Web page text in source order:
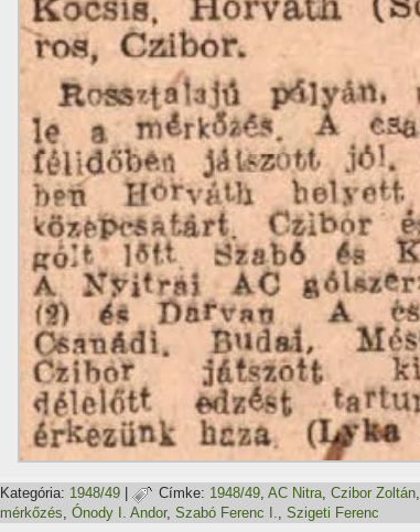
Kategória: 1948/49 Címke: 1948/49, AC Nitra, Czibor Zoltán,
mérkőzés, Ónody I. Andor, Szabó Ferenc I., Szigeti Ferenc